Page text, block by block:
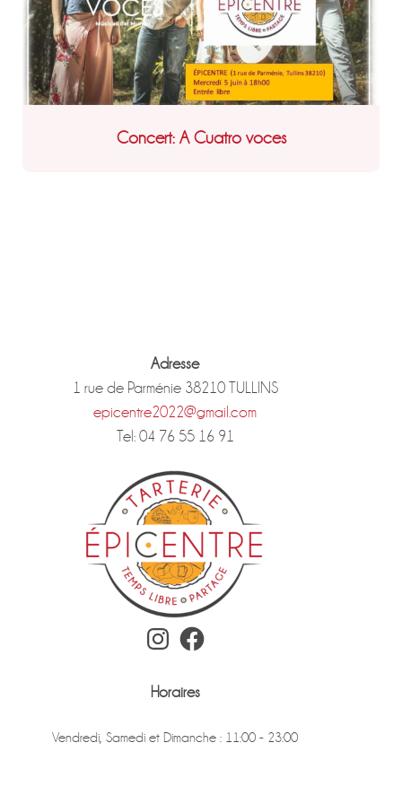
Concert: A Cuatro voces
Adresse
1 rue de Parménie 38210 TULLINS
epicentre2022@gmail.com
Tel: 04 76 55 16 91
Instagram Facebook
Horaires
Vendredi, Samedi et Dimanche : 11:00 - 23:00